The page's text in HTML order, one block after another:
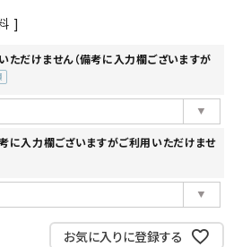
ただけません（備考に入力欄ございますが
に入力欄ございますがご利用いただけませ
お気に入りに登録する